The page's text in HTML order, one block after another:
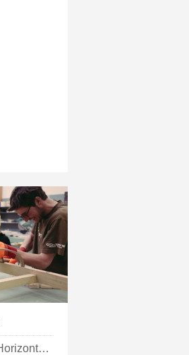
Polaroid Da Semana:o Horizonte De Manhattan Visto Da Água